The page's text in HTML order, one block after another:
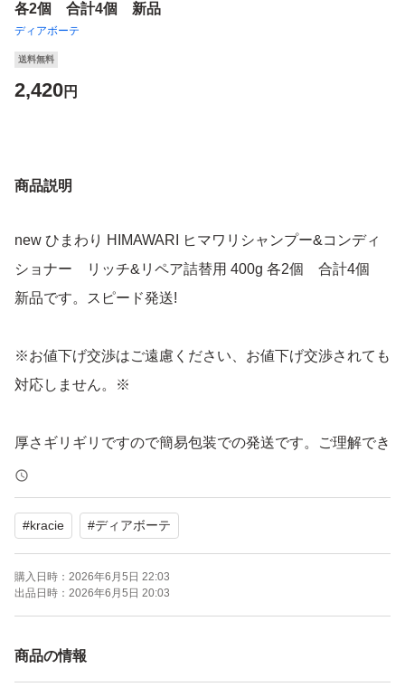
各2個 合計4個 新品
ディアボーテ
送料無料
2,420円
商品説明
new ひまわり HIMAWARI ヒマワリシャンプー&コンディ
ショナー リッチ&リペア詰替用 400g 各2個 合計4個
新品です。スピード発送!
※お値下げ交渉はご遠慮ください、お値下げ交渉されても
対応しません。※
厚さギリギリですので簡易包装での発送です。ご理解でき
る方のみおねがいします。
#kracie #ディアボーテ
購入日時： 2026年6月5日 22:03
出品日時： 2026年6月5日 20:03
商品の情報